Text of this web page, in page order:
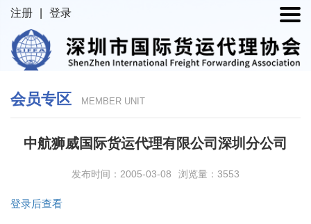
注册 登录
会员专区 MEMBER UNIT
中航狮威国际货运代理有限公司深圳分公司
发布时间：2005-03-08 浏览量：3553
登录后查看